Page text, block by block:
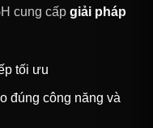
cung cấp giải pháp
tối ưu
đúng công năng và